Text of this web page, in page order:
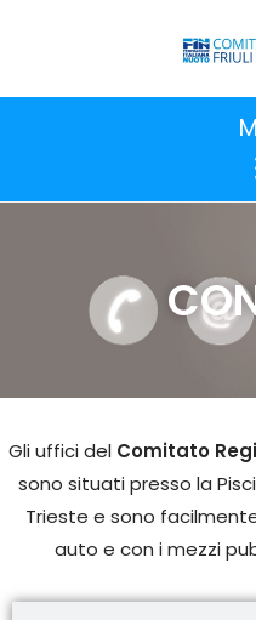
Gli uffici del Comitato
sono situati presso la
Trieste e sono
auto e con i mezzi